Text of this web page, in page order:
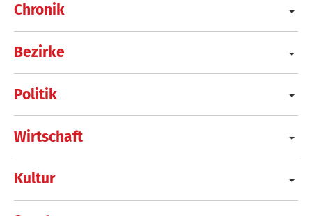
Chronik
Bezirke
Politik
Wirtschaft
Kultur